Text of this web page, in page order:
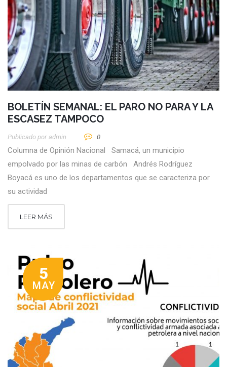
BOLETÍN SEMANAL: EL PARO NO PARA Y LA
ESCASEZ TAMPOCO
Publicado por Admin 0
Columna de Opinión Nacional Samacá, un municipio
empolvado por las minas de carbón Andrés Rodríguez
Boyacá es uno de los departamentos que se caracteriza por
su actividad
LEER MÁS
5
MAY